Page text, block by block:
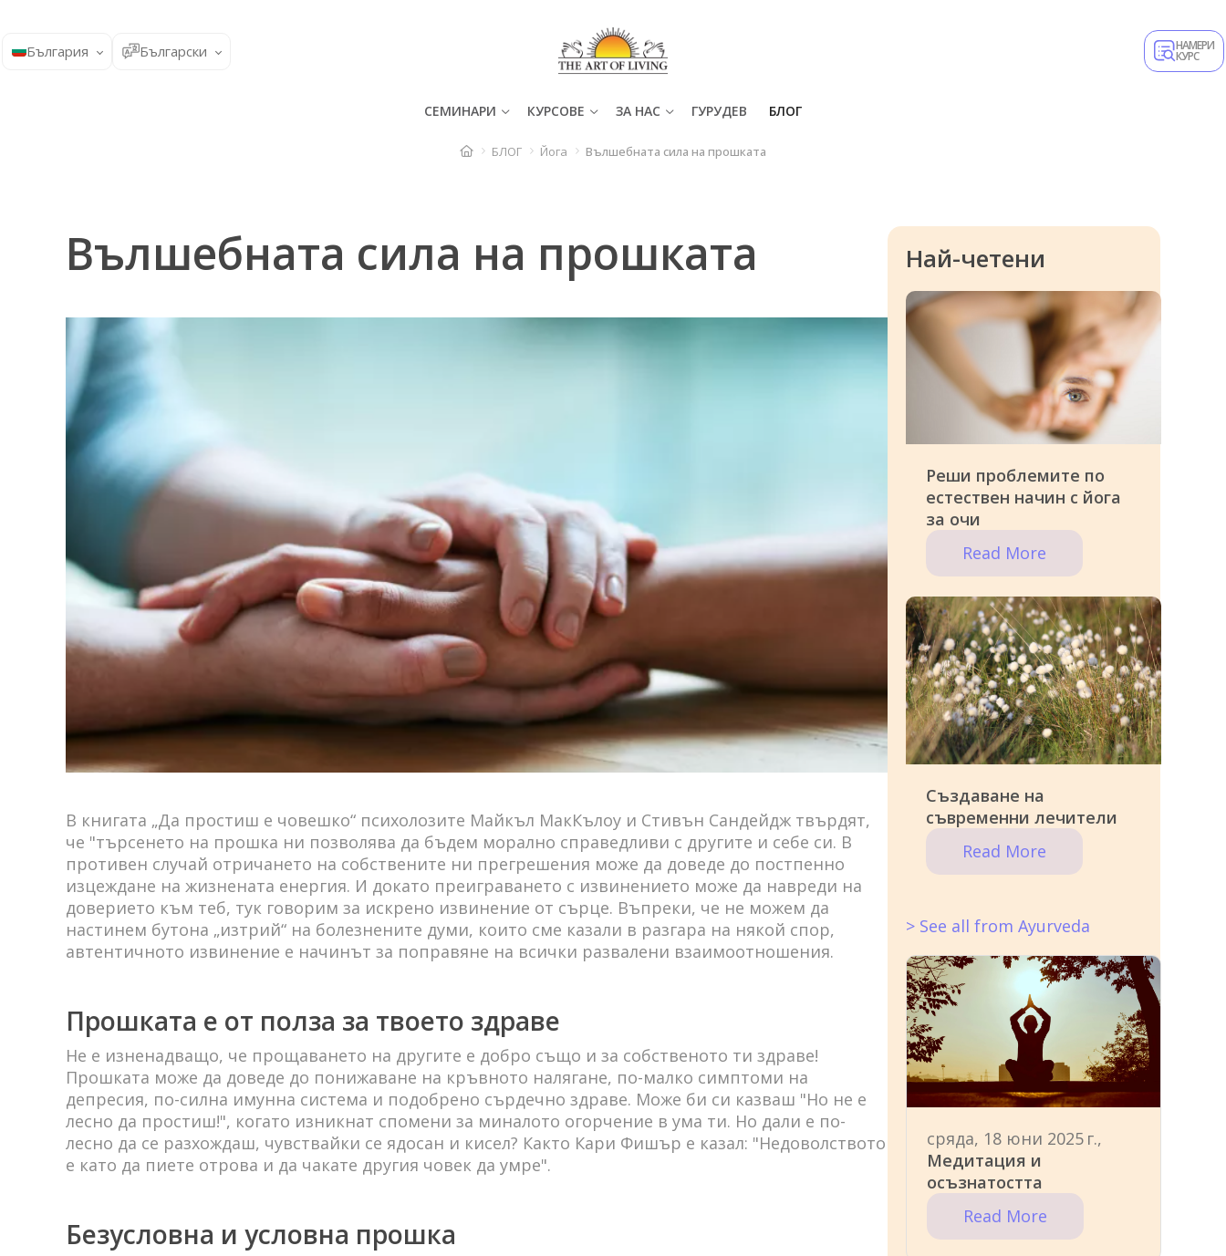
България Български НАМЕРИ
КУРС
СЕМИНАРИ КУРСОВЕ ЗА НАС ГУРУДЕВ БЛОГ
БЛОГ Йога Вълшебната сила на прошката
Вълшебната сила на прошката
В книгата „Да простиш е човешко“ психолозите Майкъл МакКълоу и Стивън Сандейдж твърдят,
че "търсенето на прошка ни позволява да бъдем морално справедливи с другите и себе си. В
противен случай отричането на собствените ни прегрешения може да доведе до постпенно
изцеждане на жизнената енергия. И докато преиграването с извинението може да навреди на
доверието към теб, тук говорим за искрено извинение от сърце. Въпреки, че не можем да
настинем бутона „изтрий“ на болезнените думи, които сме казали в разгара на някой спор,
автентичното извинение е начинът за поправяне на всички развалени взаимоотношения.
Прошката е от полза за твоето здраве
Не е изненадващо, че прощаването на другите е добро също и за собственото ти здраве!
Прошката може да доведе до понижаване на кръвното налягане, по-малко симптоми на
депресия, по-силна имунна система и подобрено сърдечно здраве. Може би си казваш "Но не е
лесно да простиш!", когато изникнат спомени за миналото огорчение в ума ти. Но дали е по-
лесно да се разхождаш, чувствайки се ядосан и кисел? Както Кари Фишър е казал: "Недоволството
е като да пиете отрова и да чакате другия човек да умре".
Безусловна и условна прошка
Най-четени
Реши проблемите по
естествен начин с йога
за очи
Read More
Създаване на
съвременни лечители
Read More
> See all from Ayurveda
сряда, 18 юни 2025 г.,
Медитация и
осъзнатостта
Read More